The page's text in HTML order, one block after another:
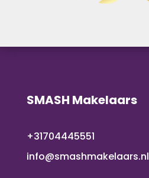
SMASH Makelaars
+31704445551
info@smashmakelaars.nl